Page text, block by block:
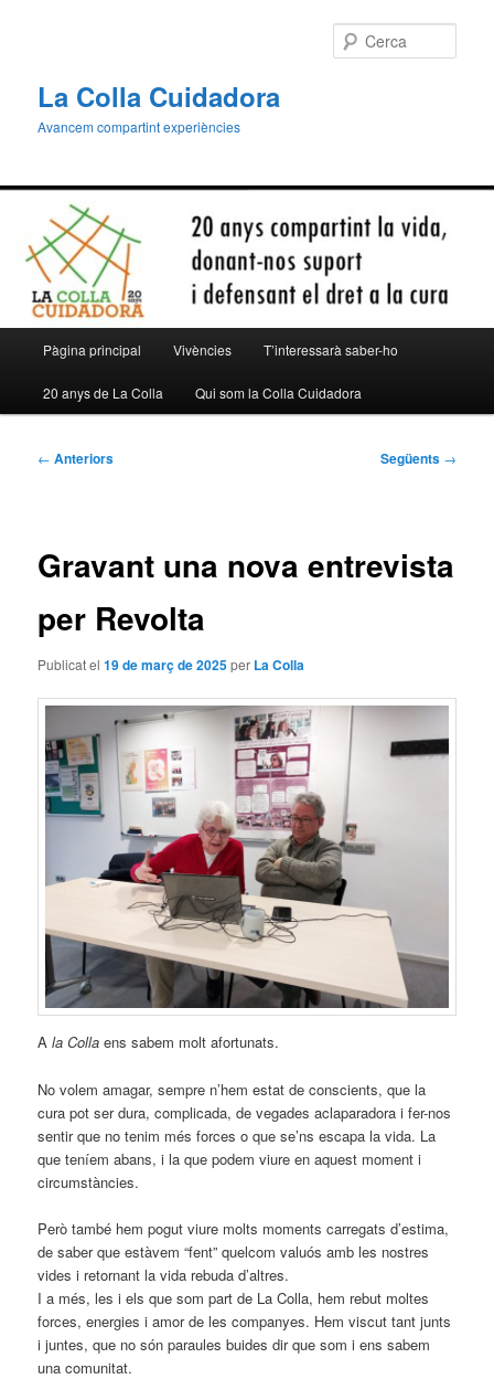
La Colla Cuidadora
Avancem compartint experiències
principal
Pàgina principal Vivències T’interessarà saber-ho
20 anys de La Colla Qui som la Colla Cuidadora
Navegació
← Anteriors Següents →
Gravant una nova entrevista
per Revolta
Publicat el19 de març de 2025per La Colla
Ala Collaens sabem molt afortunats.
No volem amagar, sempre n’hem estat de conscients, que la
cura pot ser dura, complicada, de vegades aclaparadora i fer-nos
sentir que no tenim més forces o que se’ns escapa la vida. La
que teníem abans, i la que podem viure en aquest moment i
circumstàncies.
Però també hem pogut viure molts moments carregats d’estima,
de saber que estàvem “fent” quelcom valuós amb les nostres
vides i retornant la vida rebuda d’altres.
I a més, les i els que som part de La Colla, hem rebut moltes
forces, energies i amor de les companyes. Hem viscut tant junts
i juntes, que no són paraules buides dir que som i ens sabem
una comunitat.